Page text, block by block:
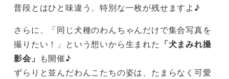
普段とはひと味違う、特別な一枚が残せますよ♪
さらに、「同じ犬種のわんちゃんだけで集合写真を
撮りたい！」という想いから生まれた 「犬まみれ撮
影会」 も開催♪
ずらりと並んだわんこたちの姿は、たまらなく可愛